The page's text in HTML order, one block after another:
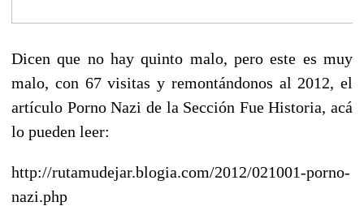
Dicen que no hay quinto malo, pero este es muy
malo, con 67 visitas y remontándonos al 2012, el
artículo Porno Nazi de la Sección Fue Historia, acá
lo pueden leer:
http://rutamudejar.blogia.com/2012/021001-porno-
nazi.php